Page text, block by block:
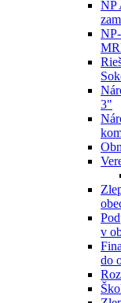
NP
3"
v
do